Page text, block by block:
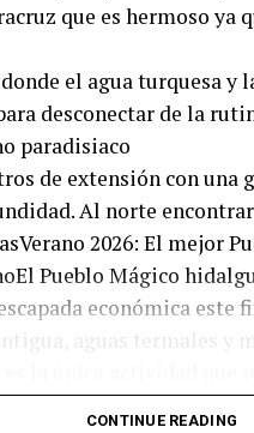
que es hermoso ya
el agua turquesa y
desconectar de la
paradisiaco
de extensión con una
Al norte
2026: El mejor
Pueblo Mágico
económica este
aguas termales y
también
CONTINUE READING